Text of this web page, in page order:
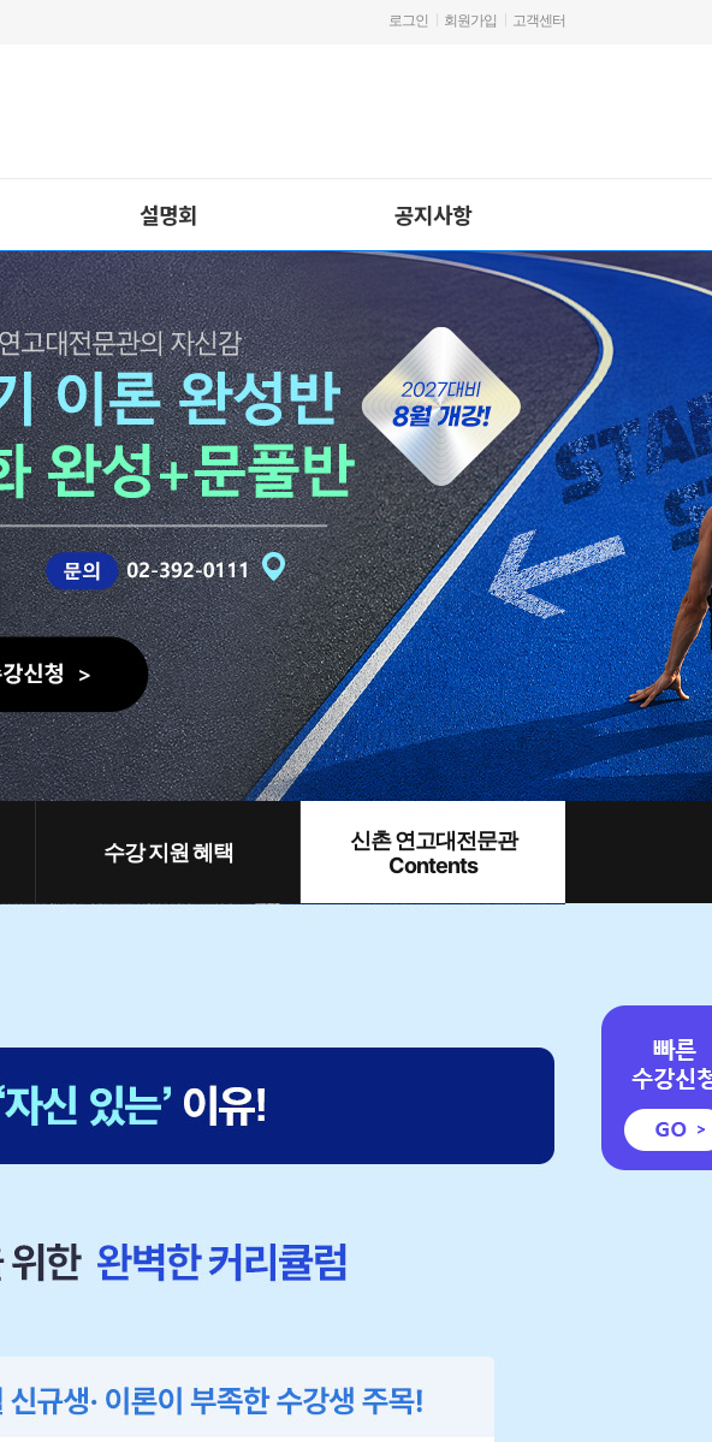
로그인 회원가입 고객센터
설명회 공지사항
수강 지원 혜택
신촌 연고대전문관
Contents